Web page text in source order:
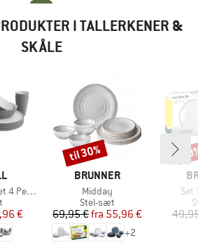
I TALLERKENER &
SKÅLE
pris
€
MÆRKE
BRUNNER
Artikel
Midday
Produktgruppe
Stel-sæt
Pris
69,95 € Nedsat pris
fra 55,96 €
+2
Rabat
til 30%
Set